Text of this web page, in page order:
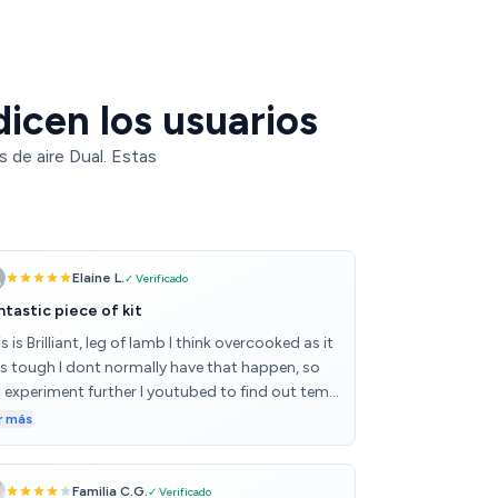
los usuarios
de aire Dual. Estas
Elaine L.✓ Verificado
piece of kit
is Brilliant, leg of lamb I think overcooked as it
tough I dont normally have that happen, so
experiment further I youtubed to find out temp
lenght of time to cook. Cooks boiled really well
a sausage tray bake, roast potatoes were soft
and really nice and crispy and eberything
really quickly, I have the Cosori 12 litre
más
Familia C.G.✓ Verificado